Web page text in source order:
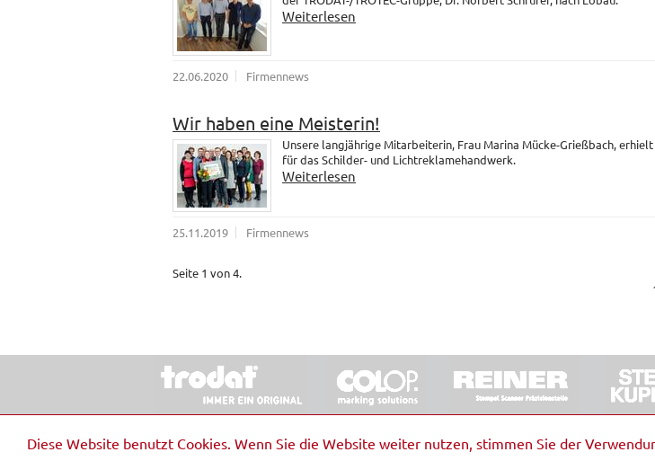
Diese Website benutzt Cookies. Wenn Sie die Website weiter nutzen, stimmen Sie der
Weiterlesen
22.06.2020 Firmennews
Wir haben eine Meisterin!
Unsere langjährige Mitarbeiterin, Frau Marina Mücke-Grießbach,
für das Schilder- und Lichtreklamehandwerk.
Weiterlesen
25.11.2019 Firmennews
Seite 1 von 4.
© 2026 Stempel & Schilder RUDOLF SCHMORRDE GmbH & Co. KG